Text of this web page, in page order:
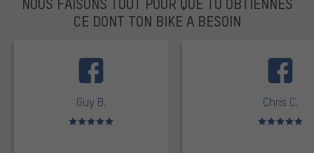
CE DONT TON BIKE A BESOIN
Guy B.
Note moyenne : 5 sur 5
Chris C.
Note moyenne :